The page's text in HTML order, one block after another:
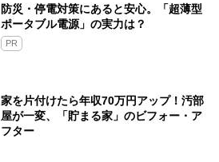
防災・停電対策にあると安心。「超薄型
ポータブル電源」の実力は？​
PR
家を片付けたら年収70万円アップ！汚部
屋が一変、「貯まる家」のビフォー・ア
フター